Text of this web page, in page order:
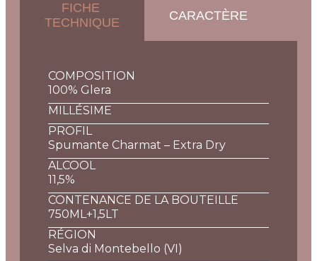
FICHE
TECHNIQUE
CARACTÈRE
COMPOSITION
100% Glera
MILLÉSIME
PROFIL
Spumante Charmat – Extra Dry
ALCOOL
11,5%
CONTENANCE DE LA BOUTEILLE
750ML+1,5LT
RÉGION
Selva di Montebello (VI)